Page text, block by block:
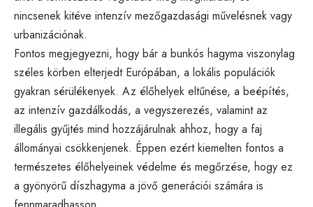
nincsenek kitéve intenzív mezőgazdasági művelésnek vagy
urbanizációnak.
Fontos megjegyezni, hogy bár a bunkós hagyma viszonylag
széles körben elterjedt Európában, a lokális populációk
gyakran sérülékenyek. Az élőhelyek eltűnése, a beépítés,
az intenzív gazdálkodás, a vegyszerezés, valamint az
illegális gyűjtés mind hozzájárulnak ahhoz, hogy a faj
állományai csökkenjenek. Éppen ezért kiemelten fontos a
természetes élőhelyeinek védelme és megőrzése, hogy ez
a gyönyörű díszhagyma a jövő generációi számára is